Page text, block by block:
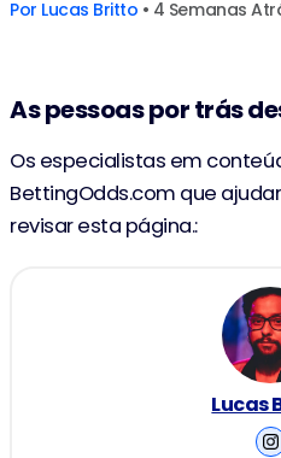
Por Lucas Britto • 4 Semanas
As pessoas por trás
Os especialistas em
BettingOdds.com que
revisar esta página.:
Lucas